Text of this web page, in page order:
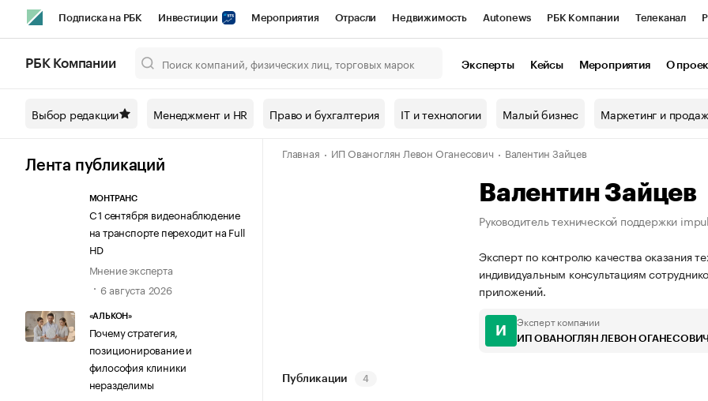
Подписка на РБК Инвестиции Мероприятия Отрасли Недвижимость Autonews РБК Компании Телеканал
Спецпроекты СПб Конференции СПб Спецпроекты Проверка контрагентов
Технологии и медиа Рынок наличной валюты
РБК Компании Эксперты Кейсы Мероприятия О
Выбор редакции Менеджмент и HR Право и бухгалтерия IT и технологии Малый бизнес Маркетинг и
Лента публикаций
МОНТРАНС
С 1 сентября видеонаблюдение
на транспорте переходит на Full
HD
Мнение эксперта
6 августа 2026
«АЛЬКОН»
Почему стратегия,
позиционирование и
философия клиники
неразделимы
Главная ИП Ованоглян Левон Оганесович Валентин Зайцев
Валентин Зайцев
Руководитель технической поддержки
Эксперт по контролю качества оказания
индивидуальным консультациям
приложений.
И
Эксперт компании
ИП ОВАНОГЛЯН ЛЕВОН ОГАНЕСОВИЧ
Публикации 4